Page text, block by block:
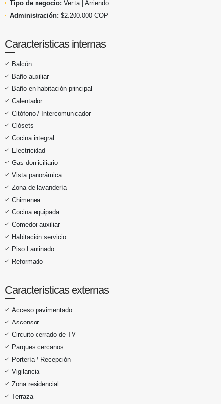
Tipo de negocio: Venta | Arriendo
Administración: $2.200.000 COP
Características internas
Balcón
Baño auxiliar
Baño en habitación principal
Calentador
Citófono / Intercomunicador
Clósets
Cocina integral
Electricidad
Gas domiciliario
Vista panorámica
Zona de lavandería
Chimenea
Cocina equipada
Comedor auxiliar
Habitación servicio
Piso Laminado
Reformado
Características externas
Acceso pavimentado
Ascensor
Circuito cerrado de TV
Parques cercanos
Portería / Recepción
Vigilancia
Zona residencial
Terraza